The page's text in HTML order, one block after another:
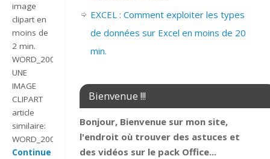
image
clipart en
moins de
2 min.
WORD_2007_INSERER
UNE
IMAGE
CLIPART
article
similaire:
WORD_2007_…
Continue
EXCEL : Comment exploiter les types
de données sur Excel en moins de 20
min.
Bienvenue !!!
Bonjour, Bienvenue sur mon site,
l'endroit où trouver des astuces et
des vidéos sur le pack Office...